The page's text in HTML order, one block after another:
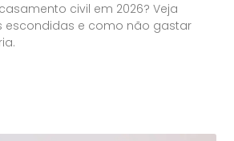
civil em 2026? Veja
escondidas e como não gastar